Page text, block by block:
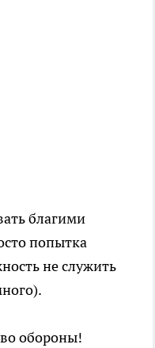
благими
попытка
не служить
обороны!